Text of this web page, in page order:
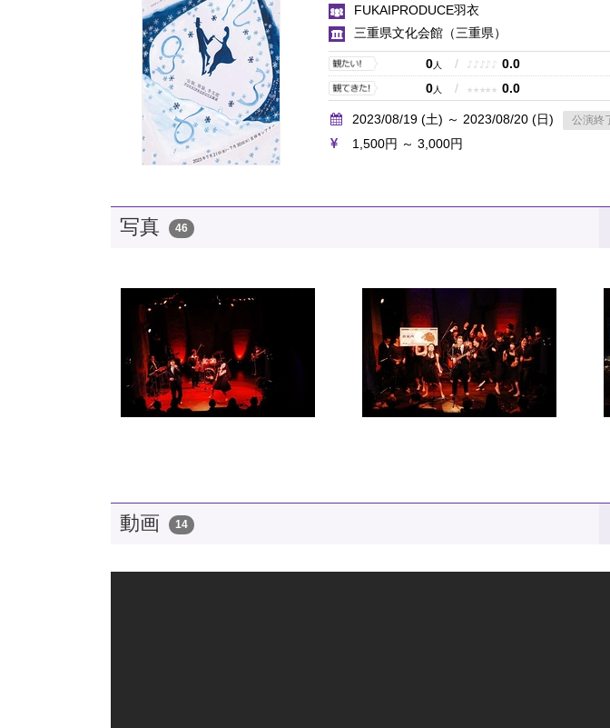
FUKAIPRODUCE羽衣
三重県文化会館 （三重県）
0人 / ♪ ♪ ♪ ♪ ♪
0.0
0人 / ★ ★ ★ ★ ★ 0.0
2023/08/19 (土) ～ 2023/08/20 (日) 公演終
1,500円 ～ 3,000円
写真 46
動画 14